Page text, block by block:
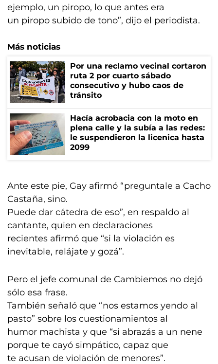
ejemplo, un piropo, lo que antes era
un piropo subido de tono”, dijo el periodista.
Más noticias
Por una reclamo vecinal cortaron
ruta 2 por cuarto sábado
consecutivo y hubo caos de
tránsito
Hacía acrobacia con la moto en
plena calle y la subía a las redes:
le suspendieron la licenica hasta
2099
Ante este pie, Gay afirmó “preguntale a Cacho
Castaña, sino.
Puede dar cátedra de eso”, en respaldo al
cantante, quien en declaraciones
recientes afirmó que “si la violación es
inevitable, relájate y gozá”.
Pero el jefe comunal de Cambiemos no dejó
sólo esa frase.
También señaló que “nos estamos yendo al
pasto” sobre los cuestionamientos al
humor machista y que “si abrazás a un nene
porque te cayó simpático, capaz que
te acusan de violación de menores”.